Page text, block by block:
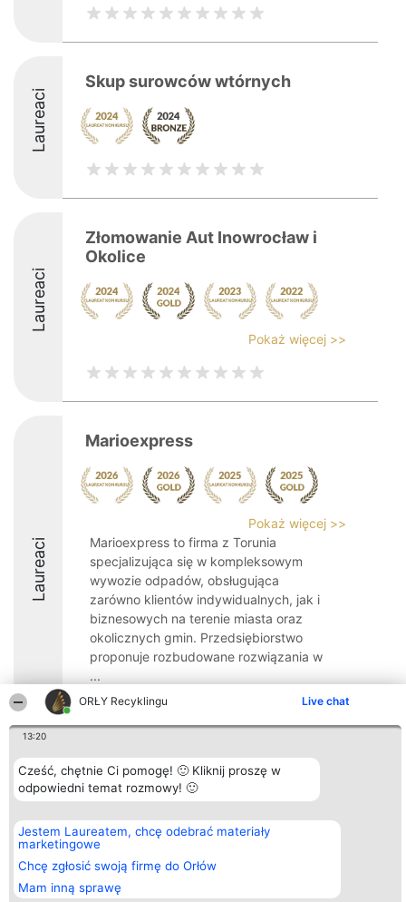
ORŁY Recyklingu Live chat
13:20
Cześć, chętnie Ci pomogę! 🙂 Kliknij proszę w
odpowiedni temat rozmowy! 🙂
Jestem Laureatem, chcę odebrać materiały
marketingowe
Chcę zgłosić swoją firmę do Orłów
Mam inną sprawę
Laureaci
Skup surowców wtórnych
Laureaci
Złomowanie Aut Inowrocław i
Okolice
Pokaż więcej >>
Laureaci
Marioexpress
Pokaż więcej >>
Marioexpress to firma z Torunia
specjalizująca się w kompleksowym
wywozie odpadów, obsługująca
zarówno klientów indywidualnych, jak i
biznesowych na terenie miasta oraz
okolicznych gmin. Przedsiębiorstwo
proponuje rozbudowane rozwiązania w
...
9
Organizator plebiscytu
Bright Side Solutions sp. z o.
o. sp. k.
Wrocław 50-079
KRS 0000749100 | Regon
381313360 | NIP 8943132676
+48 508 492 400
Plebiscyt
Laureaci
Lista
Laureatów
Polityka
Kontakt